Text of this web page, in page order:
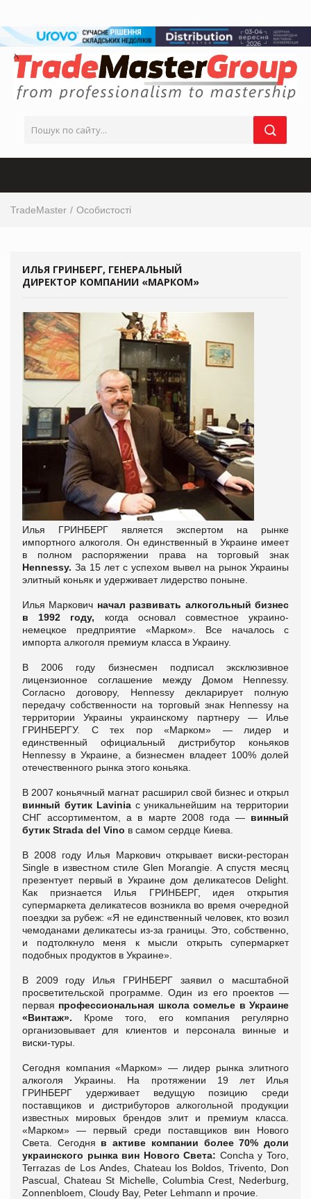
TradeMaster Особистості
ИЛЬЯ ГРИНБЕРГ, ГЕНЕРАЛЬНЫЙ
ДИРЕКТОР КОМПАНИИ «МАРКОМ»
Илья ГРИНБЕРГ является экспертом на рынке
импортного алкоголя. Он единственный в Украине имеет
в полном распоряжении права на торговый знак
Hennessy. За 15 лет с успехом вывел на рынок Украины
элитный коньяк и удерживает лидерство поныне.
Илья Маркович начал развивать алкогольный бизнес
в 1992 году, когда основал совместное украино-
немецкое предприятие «Марком». Все началось с
импорта алкоголя премиум класса в Украину.
В 2006 году бизнесмен подписал эксклюзивное
лицензионное соглашение между Домом Hennessy.
Согласно договору, Hennessy декларирует полную
передачу собственности на торговый знак Hennessy на
территории Украины украинскому партнеру ― Илье
ГРИНБЕРГУ. С тех пор «Марком» ― лидер и
единственный официальный дистрибутор коньяков
Hennessy в Украине, а бизнесмен владеет 100% долей
отечественного рынка этого коньяка.
В 2007 коньячный магнат расширил свой бизнес и открыл
винный бутик Laviniaс уникальнейшим на территории
СНГ ассортиментом, а в марте 2008 года ― винный
бутик Strada del Vino в самом сердце Киева.
В 2008 году Илья Маркович открывает виски-ресторан
Single в известном стиле Glen Morangie. А спустя месяц
презентует первый в Украине дом деликатесов Delight.
Как признается Илья ГРИНБЕРГ, идея открытия
супермаркета деликатесов возникла во время очередной
поездки за рубеж: «Я не единственный человек, кто возил
чемоданами деликатесы из-за границы. Это, собственно,
и подтолкнуло меня к мысли открыть супермаркет
подобных продуктов в Украине».
В 2009 году Илья ГРИНБЕРГ заявил о масштабной
просветительской программе. Один из его проектов ―
первая профессиональная школа сомелье в Украине
«Винтаж». Кроме того, его компания регулярно
организовывает для клиентов и персонала винные и
виски-туры.
Сегодня компания «Марком» ― лидер рынка элитного
алкоголя Украины. На протяжении 19 лет Илья
ГРИНБЕРГ удерживает ведущую позицию среди
поставщиков и дистрибуторов алкогольной продукции
известных мировых брендов элит и премиум класса.
«Марком» ― первый среди поставщиков вин Нового
Света. Сегодня в активе компании более 70% доли
украинского рынка вин Нового Света: Concha y Toro,
Terrazas de Los Andes, Chateau los Boldos, Trivento, Don
Pascual, Chateau St Michelle, Columbia Crest, Nederburg,
Zonnenbloem, Cloudy Bay, Peter Lehmann и прочие.